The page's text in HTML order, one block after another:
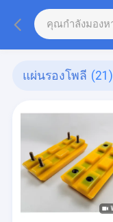
แผ่นรองโพลี (21)